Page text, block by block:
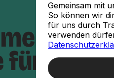
im
für deine
Gemeinsam mit
So können wir
für uns durch
verwenden